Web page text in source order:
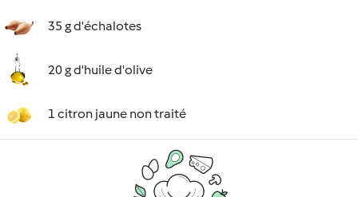
35 g d'échalotes
20 g d'huile d'olive
1 citron jaune non traité